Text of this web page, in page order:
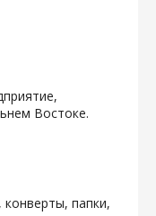
Востоке.
папки,